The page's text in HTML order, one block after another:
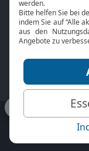
Über uns
Jobs
Mediadaten